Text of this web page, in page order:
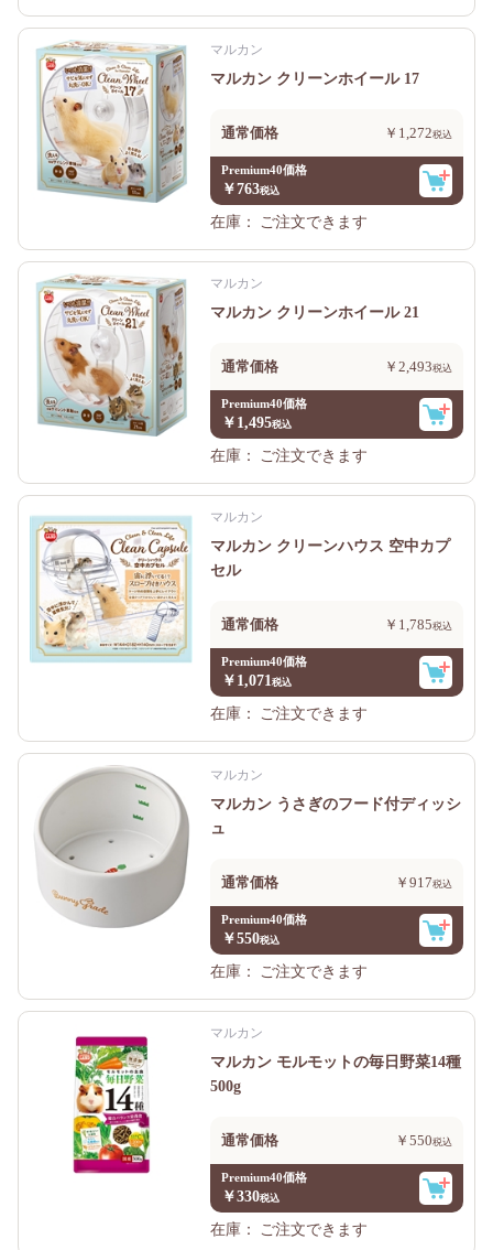
マルカン
マルカン クリーンホイール 17
通常価格 ￥1,272
Premium40価格
￥763
在庫：
ご注文できます
マルカン
マルカン クリーンホイール 21
通常価格 ￥2,493
Premium40価格
￥1,495
在庫：
ご注文できます
マルカン
マルカン クリーンハウス 空中カプ
セル
通常価格 ￥1,785
Premium40価格
￥1,071
在庫：
ご注文できます
マルカン
マルカン うさぎのフード付ディッシ
ュ
通常価格 ￥917
Premium40価格
￥550
在庫：
ご注文できます
マルカン
マルカン モルモットの毎日野菜14種
500g
通常価格 ￥550
Premium40価格
￥330
在庫：
ご注文できます